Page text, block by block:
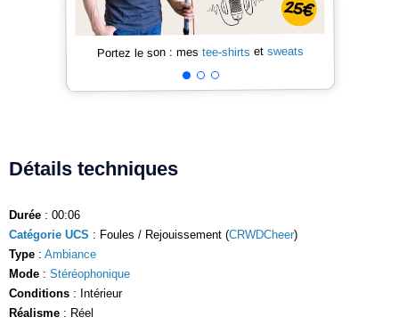
Portez le son : mes tee-shirts et sweats
Détails techniques
Durée : 00:06
Catégorie UCS : Foules / Rejouissement (CRWDCheer)
Type : Ambiance
Mode : Stéréophonique
Conditions : Intérieur
Réalisme : Réel